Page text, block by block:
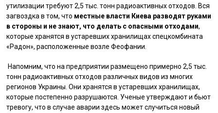
утилизации требуют 2,5 тыс. тонн радиоактивных отходов. Вся
загвоздка в том, что местные власти Киева разводят руками
в стороны и не знают, что делать с опасными отходами,
которые хранятся в устаревших хранилищах спецкомбината
«Радон», расположенные возле Феофании.
Напомним, что на предприятии размещено примерно 2,5 тыс.
тонн радиоактивных отходов различных видов из многих
регионов Украины. Они хранятся в устаревших хранилищах,
которые постепенно разрушаются. Ученые утверждают и бьют
тревогу, что в случае аварии здесь может случиться новый